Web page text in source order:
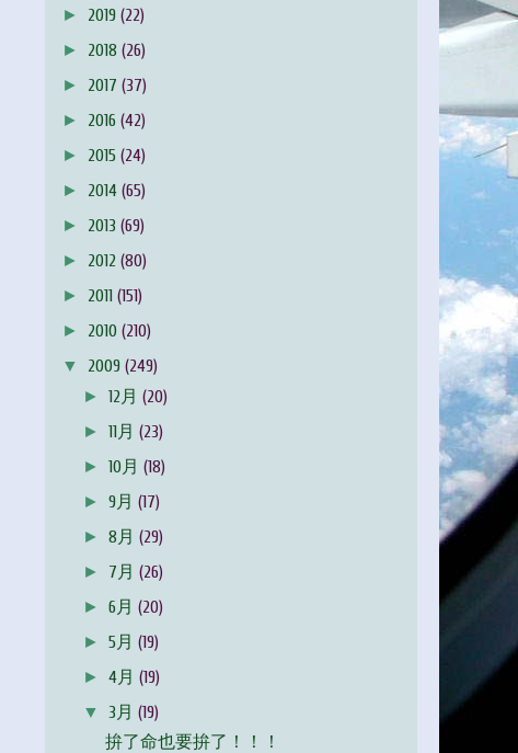
► 2019 (22)
► 2018 (26)
► 2017 (37)
► 2016 (42)
► 2015 (24)
► 2014 (65)
► 2013 (69)
► 2012 (80)
► 2011 (151)
► 2010 (210)
▼ 2009 (249)
►12月(20)
►11月(23)
►10月(18)
►9月(17)
►8月(29)
► 7月(26)
►6月(20)
►5月(19)
►4月(19)
▼ 3月(19)
拚了命也要拚了！！！